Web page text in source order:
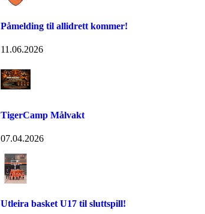
Påmelding til allidrett kommer!
11.06.2026
TigerCamp Målvakt
07.04.2026
Utleira basket U17 til sluttspill!